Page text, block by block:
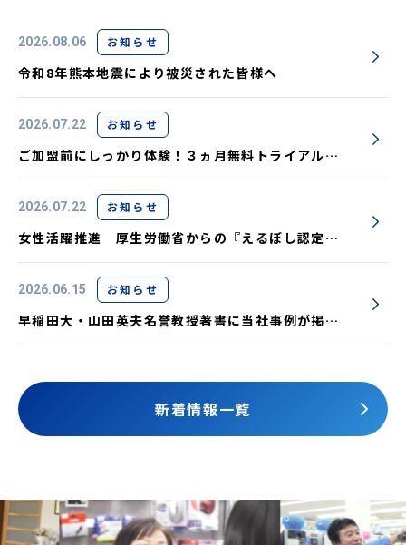
2026.08.06 お知らせ
令和8年熊本地震により被災された皆様へ
2026.07.22 お知らせ
ご加盟前にしっかり体験！３ヵ月無料トライアル実
施中です
2026.07.22 お知らせ
女性活躍推進 厚生労働省からの『えるぼし認定』
取得しました
2026.06.15 お知らせ
早稲田大・山田英夫名誉教授著書に当社事例が掲載
されました
新着情報一覧